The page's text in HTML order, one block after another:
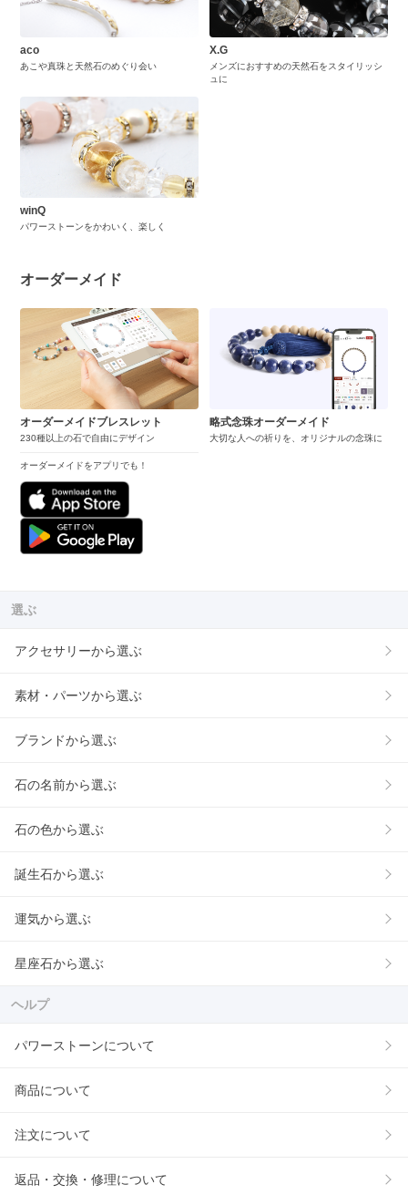
aco
あこや真珠と天然石のめぐり会い
X.G
メンズにおすすめの天然石をスタイリッシ
ュに
winQ
パワーストーンをかわいく、楽しく
オーダーメイド
オーダーメイドブレスレット
230種以上の石で自由にデザイン
オーダーメイドをアプリでも！
略式念珠オーダーメイド
大切な人への祈りを、オリジナルの念珠に
選ぶ
アクセサリーから選ぶ
素材・パーツから選ぶ
ブランドから選ぶ
石の名前から選ぶ
石の色から選ぶ
誕生石から選ぶ
運気から選ぶ
星座石から選ぶ
ヘルプ
パワーストーンについて
商品について
注文について
返品・交換・修理について